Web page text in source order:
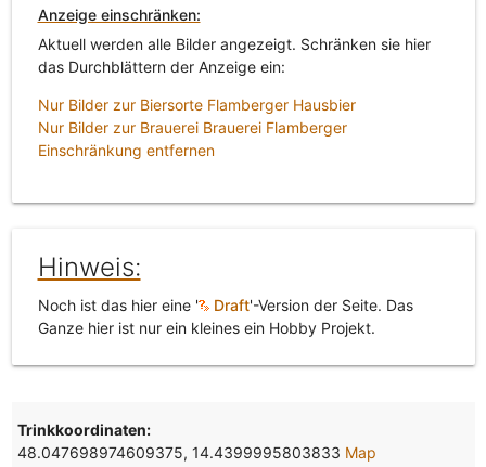
Anzeige einschränken:
Aktuell werden alle Bilder angezeigt. Schränken sie hier
das Durchblättern der Anzeige ein:
Nur Bilder zur Biersorte Flamberger Hausbier
Nur Bilder zur Brauerei Brauerei Flamberger
Einschränkung entfernen
Hinweis:
Noch ist das hier eine ' Draft'-Version der Seite. Das
Ganze hier ist nur ein kleines ein Hobby Projekt.
Trinkkoordinaten:
48.047698974609375, 14.4399995803833 Map